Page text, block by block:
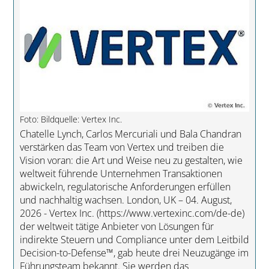
Foto: Bildquelle: Vertex Inc.
Chatelle Lynch, Carlos Mercuriali und Bala Chandran
verstärken das Team von Vertex und treiben die
Vision voran: die Art und Weise neu zu gestalten, wie
weltweit führende Unternehmen Transaktionen
abwickeln, regulatorische Anforderungen erfüllen
und nachhaltig wachsen. London, UK – 04. August,
2026 - Vertex Inc. (https://www.vertexinc.com/de-de)
der weltweit tätige Anbieter von Lösungen für
indirekte Steuern und Compliance unter dem Leitbild
Decision-to-Defense™, gab heute drei Neuzugänge im
Führungsteam bekannt. Sie werden das